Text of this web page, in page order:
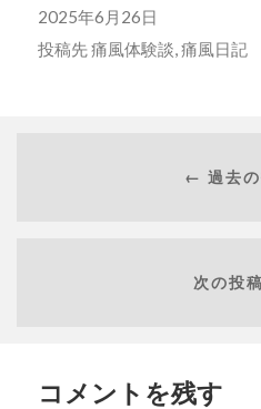
2025年6月26日
投稿先痛風体験談 痛風日記
← 過去の
次の投
コメントを残す